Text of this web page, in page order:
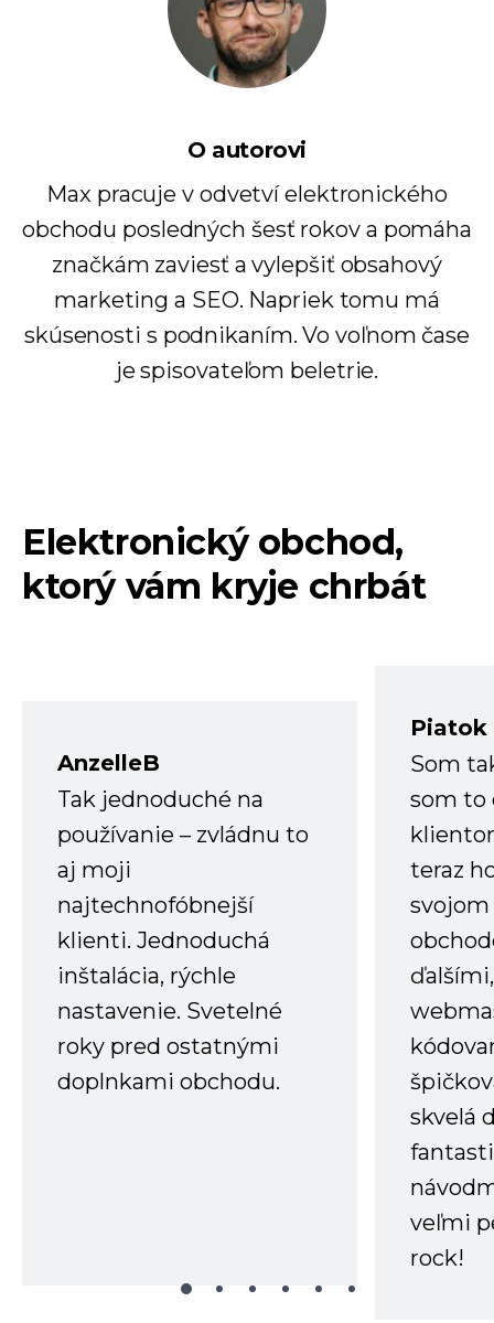
O autorovi
Max pracuje v odvetví elektronického
obchodu posledných šesť rokov a pomáha
značkám zaviesť a vylepšiť obsahový
marketing a SEO. Napriek tomu má
skúsenosti s podnikaním. Vo voľnom čase
je spisovateľom beletrie.
Elektronický obchod,
ktorý vám kryje chrbát
AnzelleB
Tak jednoduché na
používanie – zvládnu to
aj moji
najtechnofóbnejší
klienti. Jednoduchá
inštalácia, rýchle
nastavenie. Svetelné
roky pred ostatnými
doplnkami obchodu.
Piatok
Som
som to
teraz
skvelá
veľmi
rock!